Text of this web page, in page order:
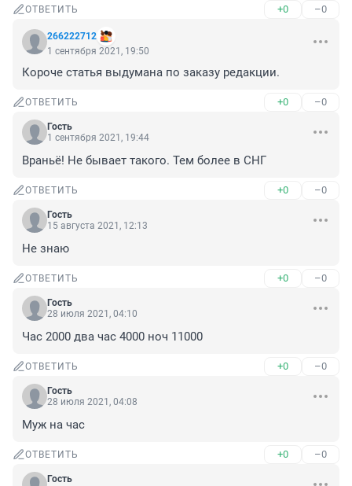
ОТВЕТИТЬ +0 –0
266222712
1 сентября 2021, 19:50
Короче статья выдумана по заказу редакции.
ОТВЕТИТЬ +0 –0
Гость
1 сентября 2021, 19:44
Враньё! Не бывает такого. Тем более в СНГ
ОТВЕТИТЬ +0 –0
Гость
15 августа 2021, 12:13
Не знаю
ОТВЕТИТЬ +0 –0
Гость
28 июля 2021, 04:10
Час 2000 два час 4000 ноч 11000
ОТВЕТИТЬ +0 –0
Гость
28 июля 2021, 04:08
Муж на час
ОТВЕТИТЬ +0 –0
Гость